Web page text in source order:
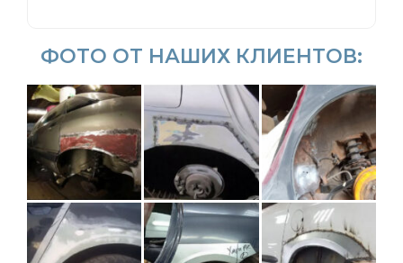
ФОТО ОТ НАШИХ КЛИЕНТОВ: